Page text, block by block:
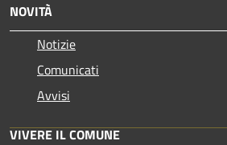
NOVITÀ
Notizie
Comunicati
Avvisi
VIVERE IL COMUNE